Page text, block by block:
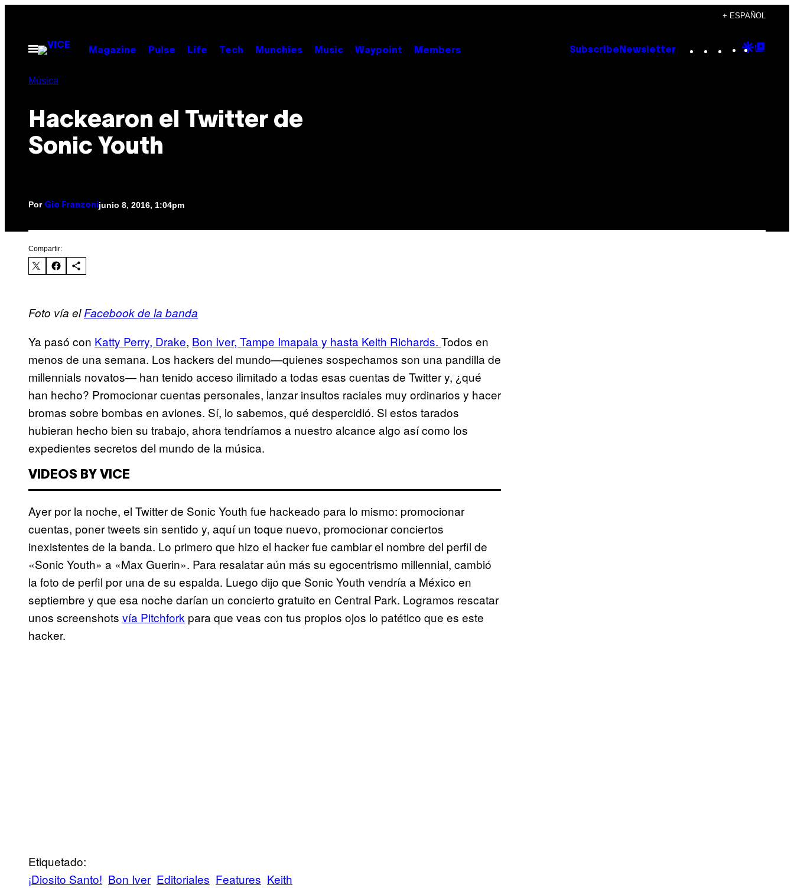
contenido
+ ESPAÑOL
Abrir
Menú
Magazine Pulse Life Tech Munchies Music Waypoint Members Subscribe Newsletter Instagram
TikTok
YouTube
Google
Música
Hackearon el Twitter de
Sonic Youth
Por Gio Franzoni junio 8, 2016, 1:04pm
Compartir:
Foto vía elFacebook de la banda
Ya pasó con Katty Perry, Drake, Bon Iver, Tampe Imapala y hasta Keith Richards. Todos en
menos de una semana. Los hackers del mundo—quienes sospechamos son una pandilla de
millennials novatos— han tenido acceso ilimitado a todas esas cuentas de Twitter y, ¿qué
han hecho? Promocionar cuentas personales, lanzar insultos raciales muy ordinarios y hacer
bromas sobre bombas en aviones. Sí, lo sabemos, qué despercidió. Si estos tarados
hubieran hecho bien su trabajo, ahora tendríamos a nuestro alcance algo así como los
expedientes secretos del mundo de la música.
VIDEOS BY VICE
Ayer por la noche, el Twitter de Sonic Youth fue hackeado para lo mismo: promocionar
cuentas, poner tweets sin sentido y, aquí un toque nuevo, promocionar conciertos
inexistentes de la banda. Lo primero que hizo el hacker fue cambiar el nombre del perfil de
«Sonic Youth» a «Max Guerin». Para resalatar aún más su egocentrismo millennial, cambió
la foto de perfil por una de su espalda. Luego dijo que Sonic Youth vendría a México en
septiembre y que esa noche darían un concierto gratuito en Central Park. Logramos rescatar
unos screenshots vía Pitchfork para que veas con tus propios ojos lo patético que es este
hacker.
Etiquetado:
¡Diosito Santo! Bon Iver Editoriales Features Keith